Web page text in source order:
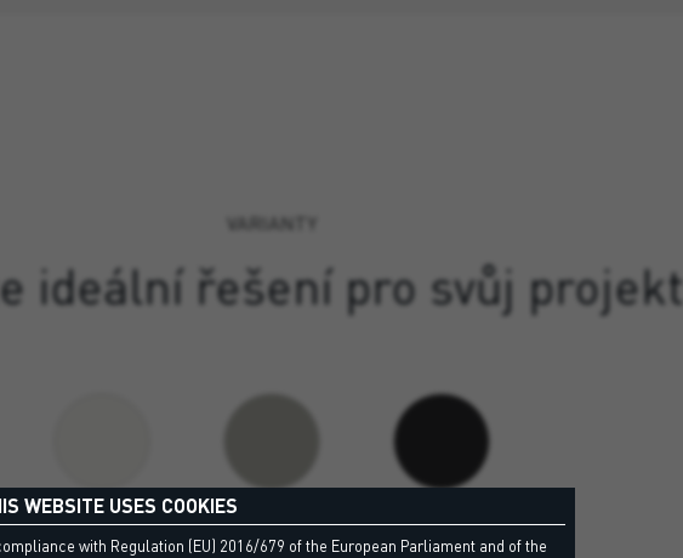
VARIANTY
ideální řešení pro svůj projekt
Bílá 9016 Šedá 7038
WEBSITE USES COOKIES
with Regulation (EU) 2016/679 of the European Parliament and of the